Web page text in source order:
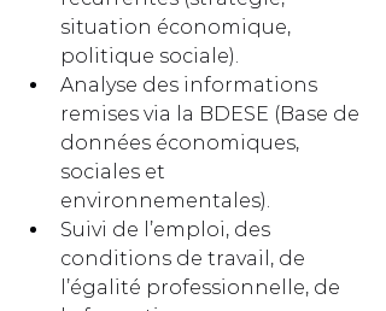
situation économique,
politique sociale).
Analyse des informations
remises via la BDESE (Base de
données économiques,
sociales et
environnementales).
Suivi de l’emploi, des
conditions de travail, de
l’égalité professionnelle, de